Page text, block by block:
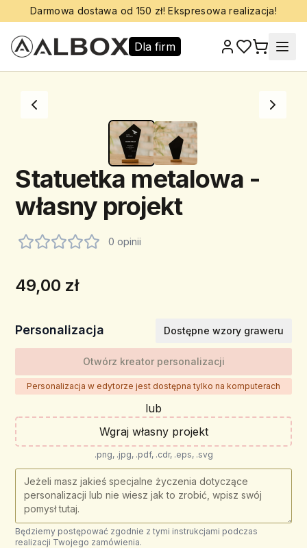
Darmowa dostawa od 150 zł! Ekspresowa realizacja!
Dla firm
Statuetka metalowa -
własny projekt
0 opinii
49,00 zł
Personalizacja Dostępne wzory graweru
Otwórz kreator personalizacji
Personalizacja w edytorze jest dostępna tylko na komputerach
lub
Wgraj własny projekt
.png, .jpg, .pdf, .cdr, .eps, .svg
Będziemy postępować zgodnie z tymi instrukcjami podczas
realizacji Twojego zamówienia.